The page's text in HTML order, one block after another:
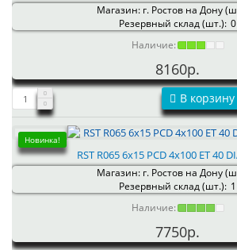
Магазин: г. Ростов на Дону
Резервный склад (шт.): 0
Наличие:
8160р.
В корзину
Новинка!
RST R065 6x15 PCD 4x100 ET 40
Магазин: г. Ростов на Дону
Резервный склад (шт.): 1
Наличие:
7750р.